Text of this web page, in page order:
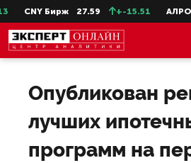
Бирж 27.59 +-15.51 АЛРОСА ао
Опубликован
лучших
программ на